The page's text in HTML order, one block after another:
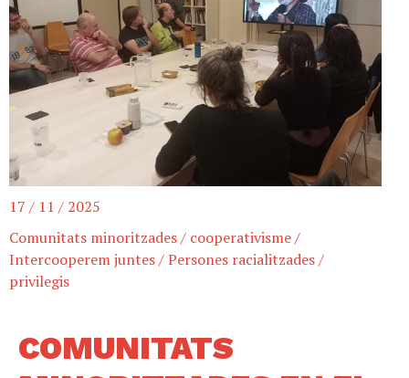
17 / 11 / 2025
Comunitats minoritzades/ cooperativisme/
Intercooperem juntes/Persones racialitzades/
privilegis
COMUNITATS